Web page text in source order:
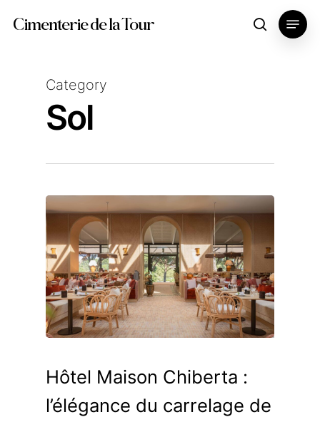
content
Cimenterie de la Tour search
Menu
Category
Sol
Hôtel Maison Chiberta :
l’élégance du carrelage de